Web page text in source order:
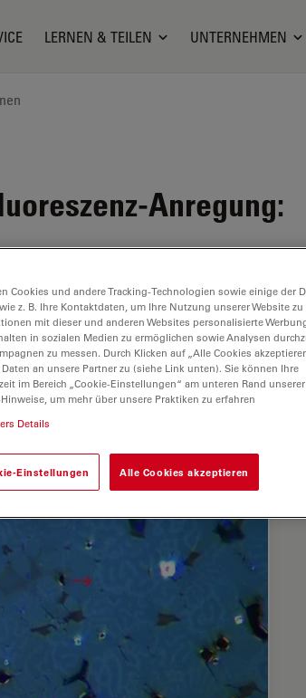
LERNEN & TEILEN UNTERNEHMEN
Anregung:
Cookies und andere Tracking-Technologien sowie einige der
z. B. Ihre Kontaktdaten, um Ihre Nutzung unserer Website
mit dieser und anderen Websites personalisierte
in sozialen Medien zu ermöglichen sowie Analysen
zu messen. Durch Klicken auf „Alle Cookies
an unsere Partner zu (siehe Link unten). Sie können Ihre
im Bereich „Cookie-Einstellungen“ am unteren Rand
um mehr über unsere Praktiken zu erfahren
Details
Einstellungen Alle Cookies akzeptieren